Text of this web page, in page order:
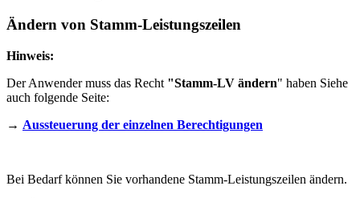
Ändern von Stamm-Leistungszeilen
Hinweis:
Der Anwender muss das Recht "Stamm-LV ändern" haben Siehe
auch folgende Seite:
→ Aussteuerung der einzelnen Berechtigungen
Bei Bedarf können Sie vorhandene Stamm-Leistungszeilen ändern.